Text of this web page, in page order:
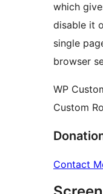
which
disable it
single
browser
WP
Custom
Contact